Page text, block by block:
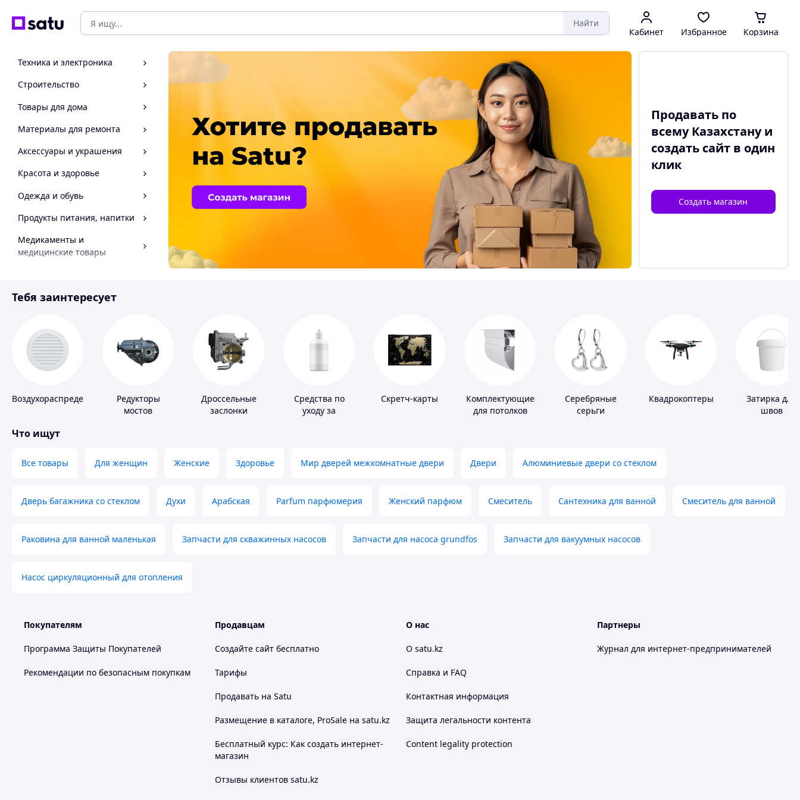
Найти
Кабинет Избранное Корзина
Техника и электроника
Строительство
Товары для дома
Материалы для ремонта
Аксессуары и украшения
Красота и здоровье
Одежда и обувь
Продукты питания, напитки
Медикаменты и
медицинские товары
Инструмент
Продавать по
всему Казахстану и
создать сайтв один
клик
Создать магазин
Тебя заинтересует
Воздухораспределители
Редукторы
мостов
Дроссельные
заслонки
Средства по
уходу за
Скретч-карты
Комплектующие
для потолков
Серебряные
серьги
Квадрокоптеры
Затирка для
швов
Что ищут
Все товары Для женщин Женские Здоровье Мир дверей межкомнатные двери Двери Алюминиевые двери со стеклом
Дверь багажника со стеклом Духи Арабская Parfum парфюмерия Женский парфюм Смеситель Сантехника для ванной Смеситель для ванной
Раковина для ванной маленькая Запчасти для скважинных насосов Запчасти для насоса grundfos Запчасти для вакуумных насосов
Насос циркуляционный для отопления
Покупателям
Программа Защиты Покупателей
Рекомендации по безопасным покупкам
Продавцам
Создайте сайт бесплатно
Тарифы
Продавать на Satu
Размещение в каталоге, ProSale на satu.kz
Бесплатный курс: Как создать интернет-
магазин
Отзывы клиентов satu.kz
О нас
О satu.kz
Справка и FAQ
Контактная информация
Защита легальности контента
Content legality protection
Партнеры
Журнал для интернет-предпринимателей